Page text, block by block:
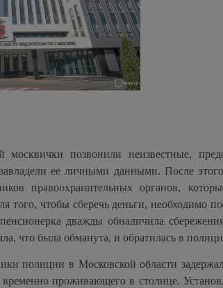
москвички позвонили неизвестные,
ее личными данными. После
правоохранительных органов,
того, чтобы сберечь деньги, необходимо
дважды обналичила
что была обманута, и обратилась в
полиции в Московской области
проживающего в столице.